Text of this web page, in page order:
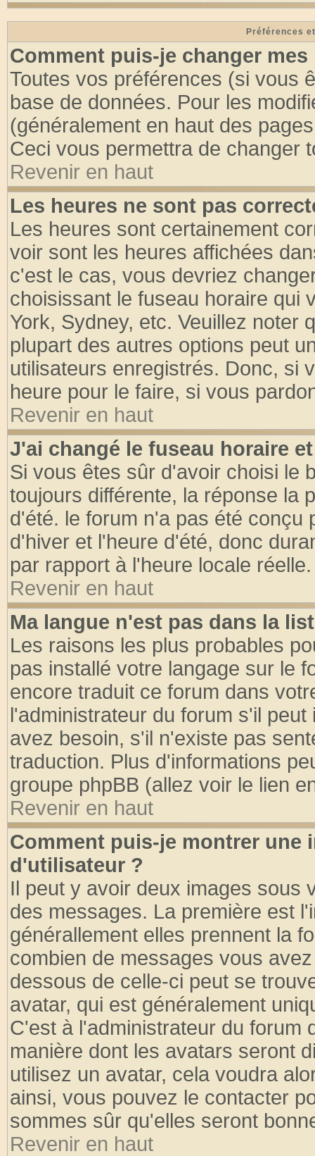
Préférences
Comment puis-je changer mes
Toutes vos préférences (si vous
base de données. Pour les
(généralement en haut des
Ceci vous permettra de changer
Revenir en haut
Les heures ne sont pas
Les heures sont certainement
voir sont les heures affichées
c'est le cas, vous devriez
choisissant le fuseau horaire qui
York, Sydney, etc. Veuillez noter
plupart des autres options peut
utilisateurs enregistrés. Donc, si
heure pour le faire, si vous
Revenir en haut
J'ai changé le fuseau horaire
Si vous êtes sûr d'avoir choisi le
toujours différente, la réponse la
d'été. le forum n'a pas été conçu
d'hiver et l'heure d'été, donc
par rapport à l'heure locale réelle.
Revenir en haut
Ma langue n'est pas dans la
Les raisons les plus probables
pas installé votre langage sur le
encore traduit ce forum dans
l'administrateur du forum s'il
avez besoin, s'il n'existe pas
traduction. Plus d'informations
groupe phpBB (allez voir le lien
Revenir en haut
Comment puis-je montrer une
d'utilisateur ?
Il peut y avoir deux images sous
des messages. La première est
générallement elles prennent la
combien de messages vous
dessous de celle-ci peut se
avatar, qui est généralement
C'est à l'administrateur du forum
manière dont les avatars seront
utilisez un avatar, cela voudra
ainsi, vous pouvez le contacter
sommes sûr qu'elles seront
Revenir en haut